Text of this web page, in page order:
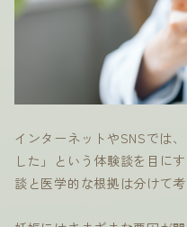
インターネットやSNSでは
した」という体験談を目に
談と医学的な根拠は分けて